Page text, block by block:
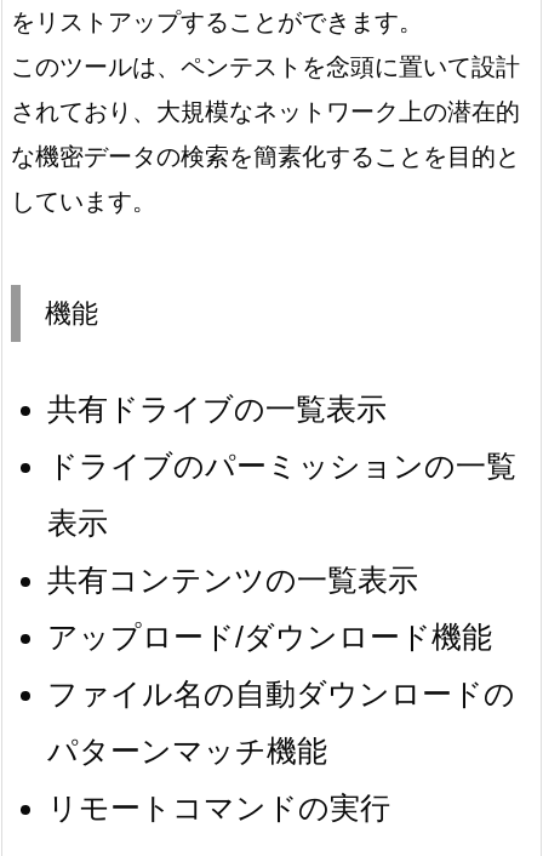
をリストアップすることができます。
このツールは、ペンテストを念頭に置いて設計
されており、大規模なネットワーク上の潜在的
な機密データの検索を簡素化することを目的と
しています。
機能
共有ドライブの一覧表示
ドライブのパーミッションの一覧
表示
共有コンテンツの一覧表示
アップロード/ダウンロード機能
ファイル名の自動ダウンロードの
パターンマッチ機能
リモートコマンドの実行